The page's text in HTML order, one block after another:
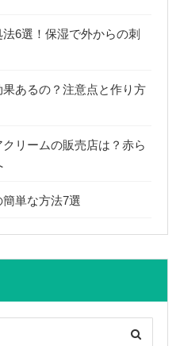
6選！保湿で外からの刺
あるの？注意点と作り方
リームの販売店は？赤ら
単な方法7選